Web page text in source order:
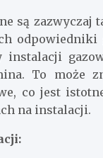
są zazwyczaj
odpowiedniki
instalacji
To może
co jest
na instalacji.